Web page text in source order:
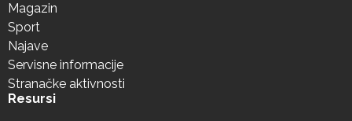
Magazin
Sport
Najave
Servisne informacije
Stranačke aktivnosti
Resursi